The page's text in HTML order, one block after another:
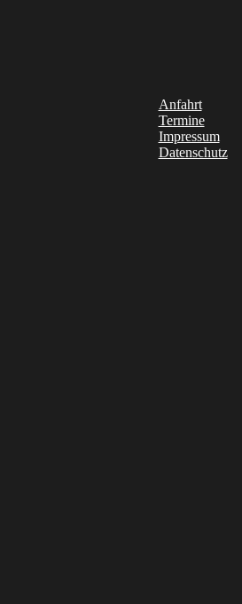
Anfahrt
Termine
Impressum
Datenschutz